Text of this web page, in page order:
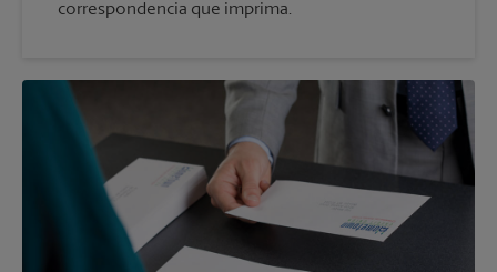
correspondencia que imprima.